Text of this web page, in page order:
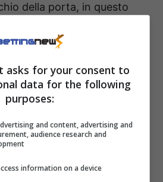
della porta, in questo
esterno, ottimo sia con
ha delle ottime possibilità
una conclusione tra i pali.
tiri in porta plus e Kaminski
plus fanno una quota
asks for your consent to
data for the following
purposes:
and content, advertising and
audience research and
information on a device